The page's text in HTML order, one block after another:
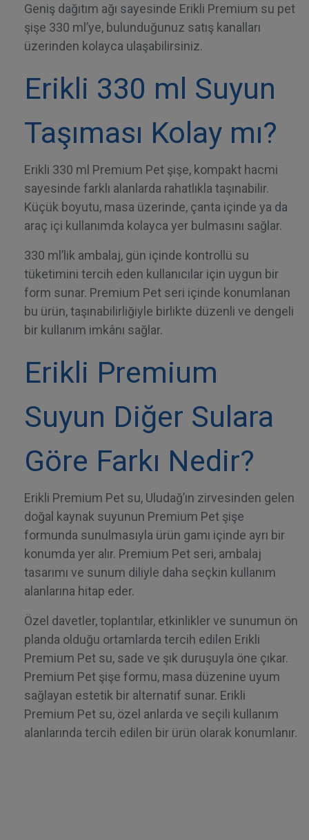
Geniş dağıtım ağı sayesinde Erikli Premium su pet
şişe 330 ml’ye, bulunduğunuz satış kanalları
üzerinden kolayca ulaşabilirsiniz.
Erikli 330 ml Suyun
Taşıması Kolay mı?
Erikli 330 ml Premium Pet şişe, kompakt hacmi
sayesinde farklı alanlarda rahatlıkla taşınabilir.
Küçük boyutu, masa üzerinde, çanta içinde ya da
araç içi kullanımda kolayca yer bulmasını sağlar.
330 ml’lik ambalaj, gün içinde kontrollü su
tüketimini tercih eden kullanıcılar için uygun bir
form sunar. Premium Pet seri içinde konumlanan
bu ürün, taşınabilirliğiyle birlikte düzenli ve dengeli
bir kullanım imkânı sağlar.
Erikli Premium
Suyun Diğer Sulara
Göre Farkı Nedir?
Erikli Premium Pet su, Uludağ’ın zirvesinden gelen
doğal kaynak suyunun Premium Pet şişe
formunda sunulmasıyla ürün gamı içinde ayrı bir
konumda yer alır. Premium Pet seri, ambalaj
tasarımı ve sunum diliyle daha seçkin kullanım
alanlarına hitap eder.
Özel davetler, toplantılar, etkinlikler ve sunumun ön
planda olduğu ortamlarda tercih edilen Erikli
Premium Pet su, sade ve şık duruşuyla öne çıkar.
Premium Pet şişe formu, masa düzenine uyum
sağlayan estetik bir alternatif sunar. Erikli
Premium Pet su, özel anlarda ve seçili kullanım
alanlarında tercih edilen bir ürün olarak konumlanır.